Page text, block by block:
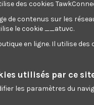
des cookies
de contenus sur les
le cookie __atuvc.
en ligne. Il utilise des
utilisés par ce
les paramètres du